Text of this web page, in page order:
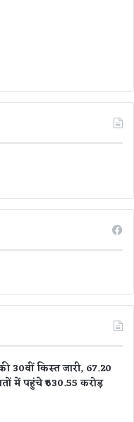
30वीं किस्त जारी, 67.20
में पहुंचे ₹630.55 करोड़